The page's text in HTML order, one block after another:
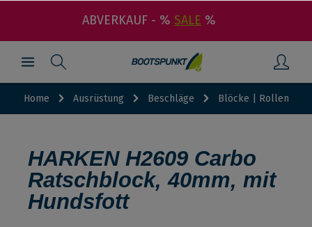
ABVERKAUF - % SALE %
Home Ausrüstung Beschläge Blöcke | Rollen
HARKEN H2609 Carbo
Ratschblock, 40mm, mit
Hundsfott